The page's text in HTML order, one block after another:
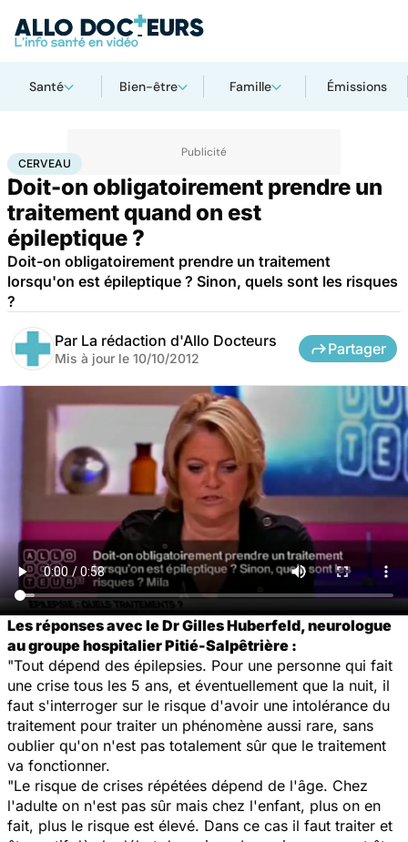
Santé Bien-être Famille Émissions
AccueilSanté Maladies neurologiques
CERVEAU
Doit-on obligatoirement prendre un
traitement quand on est
épileptique ?
Doit-on obligatoirement prendre un traitement
lorsqu'on est épileptique ? Sinon, quels sont les risques
?
Par La rédaction d'Allo Docteurs
Mis à jour le 10/10/2012
Partager
Les réponses avec le Dr Gilles Huberfeld, neurologue
au groupe hospitalier Pitié-Salpêtrière :
"Tout dépend des épilepsies. Pour une personne qui fait
une crise tous les 5 ans, et éventuellement que la nuit, il
faut s'interroger sur le risque d'avoir une intolérance du
traitement pour traiter un phénomène aussi rare, sans
oublier qu'on n'est pas totalement sûr que le traitement
va fonctionner.
"Le risque de crises répétées dépend de l'âge. Chez
l'adulte on n'est pas sûr mais chez l'enfant, plus on en
fait, plus le risque est élevé. Dans ce cas il faut traiter et